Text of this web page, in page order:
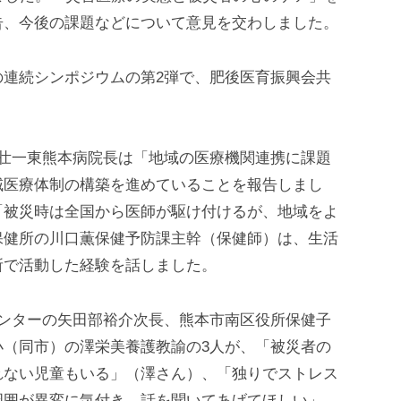
今後の課題などについて意見を交わしました。
続シンポジウムの第2弾で、肥後医育振興会共
一東熊本病院長は「地域の医療機関連携に課題
療体制の構築を進めていることを報告しまし
災時は全国から医師が駆け付けるが、地域をよ
所の川口薫保健予防課主幹（保健師）は、生活
活動した経験を話しました。
ターの矢田部裕介次長、熊本市南区役所保健子
同市）の澤栄美養護教諭の3人が、「被災者の
い児童もいる」（澤さん）、「独りでストレス